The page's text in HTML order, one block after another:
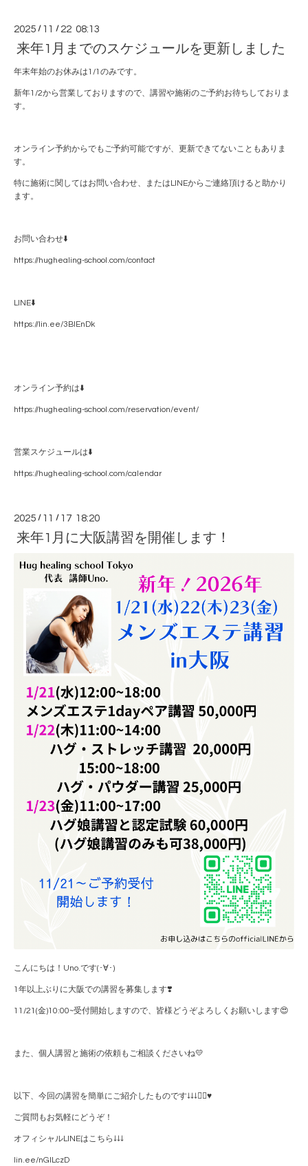
2025 / 11 / 22 08:13
来年1月までのスケジュールを更新しました
年末年始のお休みは1/1のみです。
新年1/2から営業しておりますので、講習や施術のご予約お待ちしておりま
す。
オンライン予約からでもご予約可能ですが、更新できてないこともありま
す。
特に施術に関してはお問い合わせ、またはLINEからご連絡頂けると助かり
ます。
お問い合わせ⬇️
https://hughealing-school.com/contact
LINE⬇️
https://lin.ee/3BlEnDk
オンライン予約は⬇️
https://hughealing-school.com/reservation/event/
営業スケジュールは⬇️
https://hughealing-school.com/calendar
2025 / 11 / 17 18:20
来年1月に大阪講習を開催します！
こんにちは！Uno.です(･∀･)
1年以上ぶりに大阪での講習を募集します❣️
11/21(金)10:00~受付開始しますので、皆様どうぞよろしくお願いします😍
また、個人講習と施術の依頼もご相談くださいね💛
以下、今回の講習を簡単にご紹介したものです↓↓↓🙇‍♂️♥️
ご質問もお気軽にどうぞ！
オフィシャルLINEはこちら↓↓↓
lin.ee/nGILczD